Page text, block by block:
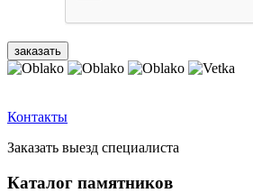
Контакты
Заказать выезд специалиста
Каталог памятников